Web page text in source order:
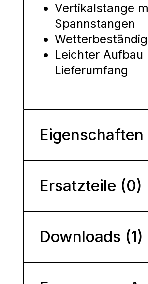
Vertikalstange
Spannstangen
Leichter Aufbau
Lieferumfang
Eigenschaften
Ersatzteile (0)
Downloads (1)